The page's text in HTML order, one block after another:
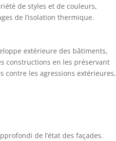
de styles et de couleurs,
de l’isolation thermique.
extérieure des bâtiments,
constructions en les préservant
contre les agressions extérieures,
de l’état des façades.